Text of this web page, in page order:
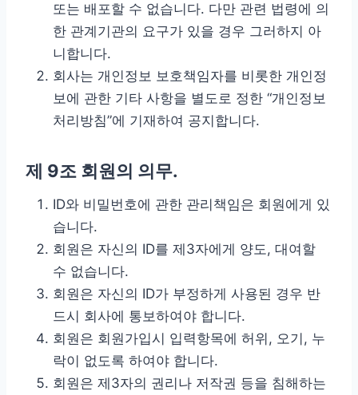
또는 배포할 수 없습니다. 다만 관련 법령에 의
한 관계기관의 요구가 있을 경우 그러하지 아
니합니다.
회사는 개인정보 보호책임자를 비롯한 개인정
보에 관한 기타 사항을 별도로 정한 “개인정보
처리방침”에 기재하여 공지합니다.
제 9조 회원의 의무.
ID와 비밀번호에 관한 관리책임은 회원에게 있
습니다.
회원은 자신의 ID를 제3자에게 양도, 대여할
수 없습니다.
회원은 자신의 ID가 부정하게 사용된 경우 반
드시 회사에 통보하여야 합니다.
회원은 회원가입시 입력항목에 허위, 오기, 누
락이 없도록 하여야 합니다.
회원은 제3자의 권리나 저작권 등을 침해하는